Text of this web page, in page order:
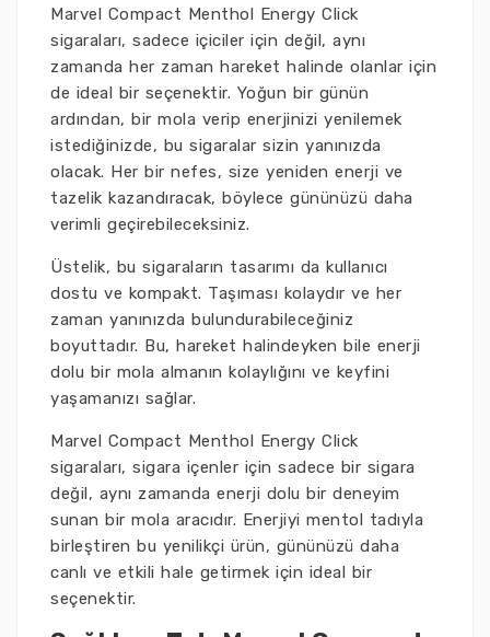
Marvel Compact Menthol Energy Click
sigaraları, sadece içiciler için değil, aynı
zamanda her zaman hareket halinde olanlar için
de ideal bir seçenektir. Yoğun bir günün
ardından, bir mola verip enerjinizi yenilemek
istediğinizde, bu sigaralar sizin yanınızda
olacak. Her bir nefes, size yeniden enerji ve
tazelik kazandıracak, böylece gününüzü daha
verimli geçirebileceksiniz.
Üstelik, bu sigaraların tasarımı da kullanıcı
dostu ve kompakt. Taşıması kolaydır ve her
zaman yanınızda bulundurabileceğiniz
boyuttadır. Bu, hareket halindeyken bile enerji
dolu bir mola almanın kolaylığını ve keyfini
yaşamanızı sağlar.
Marvel Compact Menthol Energy Click
sigaraları, sigara içenler için sadece bir sigara
değil, aynı zamanda enerji dolu bir deneyim
sunan bir mola aracıdır. Enerjiyi mentol tadıyla
birleştiren bu yenilikçi ürün, gününüzü daha
canlı ve etkili hale getirmek için ideal bir
seçenektir.